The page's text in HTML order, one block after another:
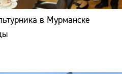
в Мурманске